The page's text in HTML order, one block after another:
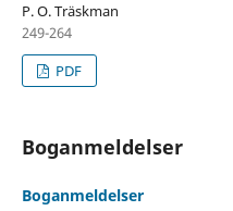
P. O. Träskman
249-264
PDF
Boganmeldelser
Boganmeldelser